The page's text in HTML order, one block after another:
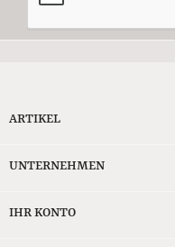
ARTIKEL
UNTERNEHMEN
IHR KONTO